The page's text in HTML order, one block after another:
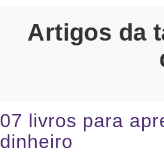
Artigos da
07 livros para
dinheiro